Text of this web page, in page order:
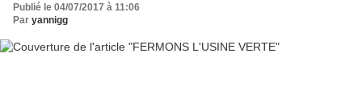
Publié le 04/07/2017 à 11:06
Par yannigg